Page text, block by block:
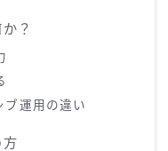
？
ブ運用の違い
方